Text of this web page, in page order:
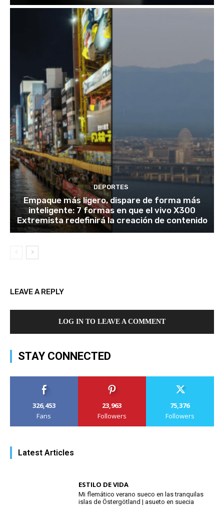
DEPORTES
Empaque más ligero, dispare de forma más
inteligente: 7 formas en que el vivo X300
Extremista redefinirá la creación de contenido
LEAVE A REPLY
LOG IN TO LEAVE A COMMENT
STAY CONNECTED
326,453
Fans
23,963
Followers
75,376
Followers
Latest Articles
ESTILO DE VIDA
Mi flemático verano sueco en las tranquilas
islas de Östergötland | asueto en suecia